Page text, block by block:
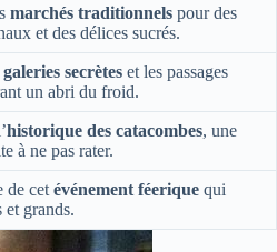
marchés traditionnels pour des
et des délices sucrés.
galeries secrètes et les passages
un abri du froid.
historique des catacombes, une
à ne pas rater.
de cetévénement féerique qui
et grands.